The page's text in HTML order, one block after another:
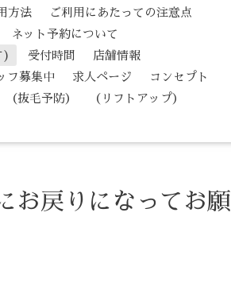
方法
ご利用にあたっての注意点
ネット予約について
)
受付時間
店舗情報
フ募集中 求人ページ
コンセプト
（リフトアップ）
戻りになってお願